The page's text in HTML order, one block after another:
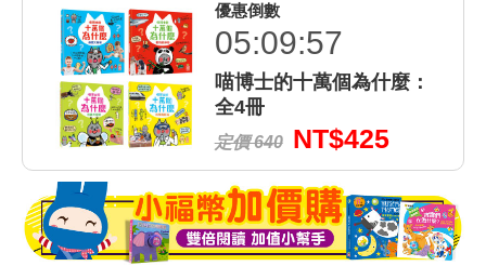
優惠倒數
05:09:56
喵博士的十萬個為什麼：
全4冊
定價 640 NT$425